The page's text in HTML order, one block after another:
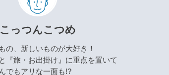
こっつんこつめ
の、新しいものが大好き！
『旅・お出掛け』に重点を置いて
でもアリな一面も!?